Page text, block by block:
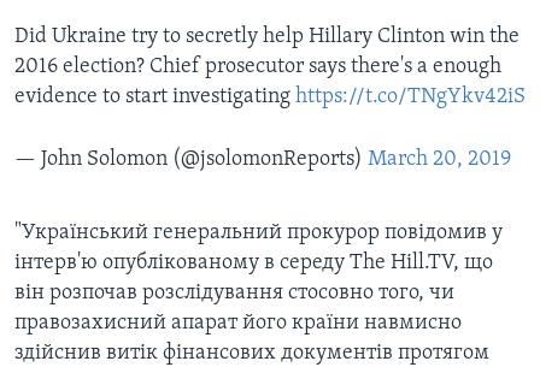
Did Ukraine try to secretly help Hillary Clinton win the
2016 election? Chief prosecutor says there's a enough
evidence to start investigating https://t.co/TNgYkv42iS
— John Solomon (@jsolomonReports) March 20, 2019
"Український генеральний прокурор повідомив у
інтерв'ю опублікованому в середу The Hill.TV, що
він розпочав розслідування стосовно того, чи
правозахисний апарат його країни навмисно
здійснив витік фінансових документів протягом